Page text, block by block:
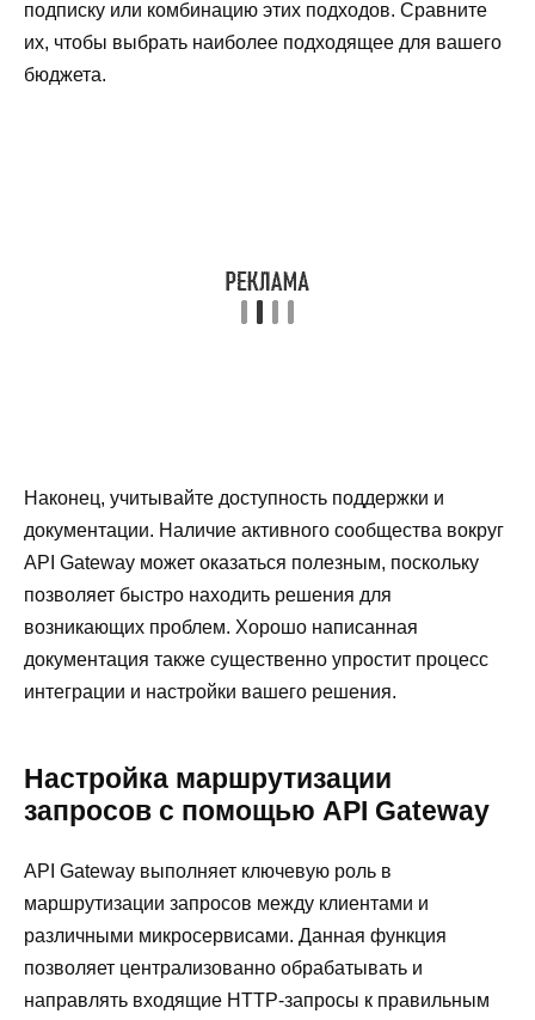
подписку или комбинацию этих подходов. Сравните
их, чтобы выбрать наиболее подходящее для вашего
бюджета.
Наконец, учитывайте доступность поддержки и
документации. Наличие активного сообщества вокруг
API Gateway может оказаться полезным, поскольку
позволяет быстро находить решения для
возникающих проблем. Хорошо написанная
документация также существенно упростит процесс
интеграции и настройки вашего решения.
Настройка маршрутизации
запросов с помощью API Gateway
API Gateway выполняет ключевую роль в
маршрутизации запросов между клиентами и
различными микросервисами. Данная функция
позволяет централизованно обрабатывать и
направлять входящие HTTP-запросы к правильным